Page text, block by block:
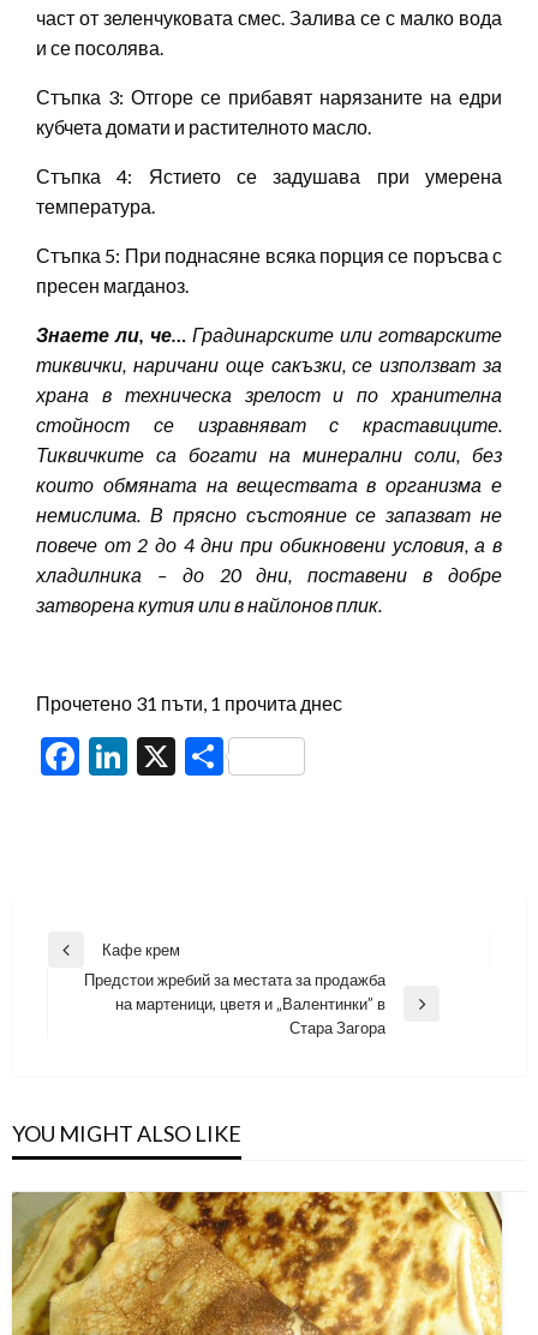
част от зеленчуковата смес. Залива се с малко вода
и се посолява.
Стъпка 3: Отгоре се прибавят нарязаните на едри
кубчета домати и растителното масло.
Стъпка 4: Ястието се задушава при умерена
температура.
Стъпка 5: При поднасяне всяка порция се поръсва с
пресен магданоз.
Знаете ли, че…
Градинарските или готварските
тиквички, наричани още сакъзки, се използват за
храна в техническа зрелост и по хранителна
стойност се изравняват с краставиците.
Тиквичките са богати на минерални соли, без
които обмяната на веществата в организма е
немислима. В прясно състояние се запазват не
повече от 2 до 4 дни при обикновени условия, а в
хладилника – до 20 дни, поставени в добре
затворена кутия или в найлонов плик.
Прочетено 31 пъти, 1 прочита днес
Facebook
LinkedIn
X Share
Навигация
Previous
Кафе крем
Предстои жребий за местата за продажба
на мартеници, цветя и „Валентинки” в
Стара Загора
YOU MIGHT ALSO LIKE